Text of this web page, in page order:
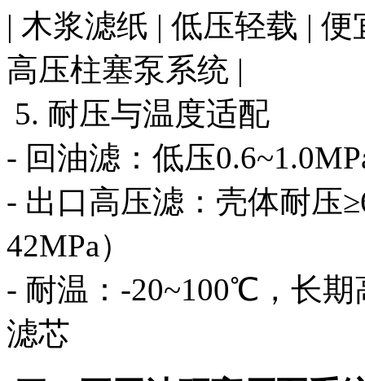
| 木浆滤纸 | 低压轻载 |
高压柱塞泵系统 |
5. 耐压与温度适配
- 回油滤：低压
- 出口高压滤：壳体耐压
42MPa）
- 耐温：-20~100℃，长
滤芯